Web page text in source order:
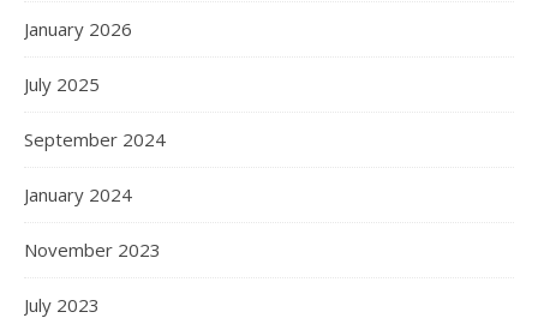
January 2026
July 2025
September 2024
January 2024
November 2023
July 2023